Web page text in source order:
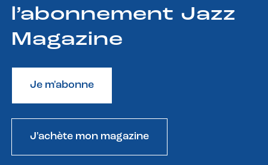
l’abonnement Jazz
Magazine
Je m'abonne
J'achète mon magazine